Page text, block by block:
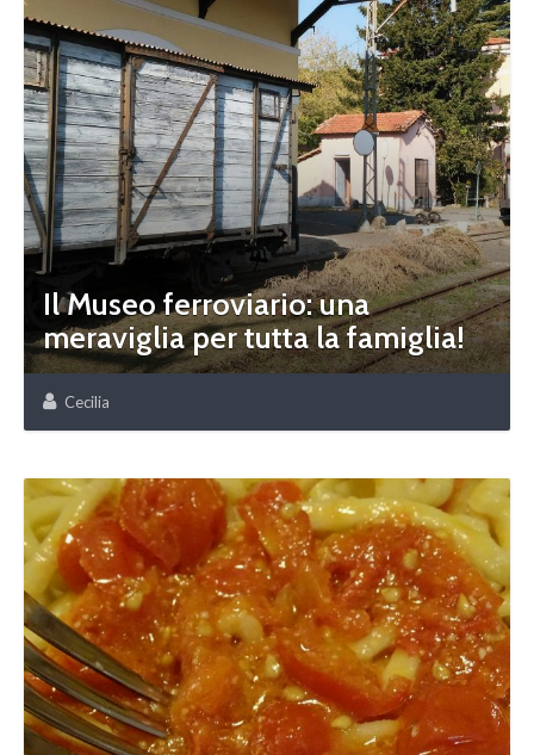
Il Museo ferroviario: una
meraviglia per tutta la famiglia!
Cecilia